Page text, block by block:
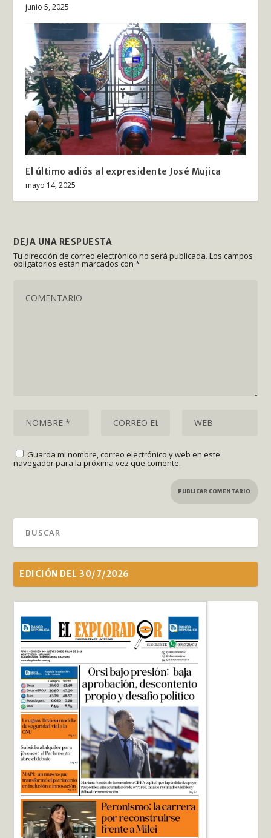
junio 5, 2025
El último adiós al expresidente José Mujica
mayo 14, 2025
DEJA UNA RESPUESTA
Tu dirección de correo electrónico no será publicada. Los campos
obligatorios están marcados con*
Guarda mi nombre, correo electrónico y web en este
navegador para la próxima vez que comente.
EDICIÓN DEL 30/7/2026